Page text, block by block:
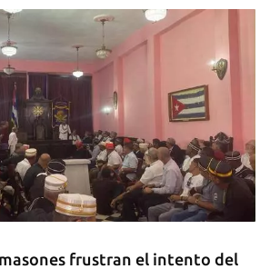
frustran el intento del